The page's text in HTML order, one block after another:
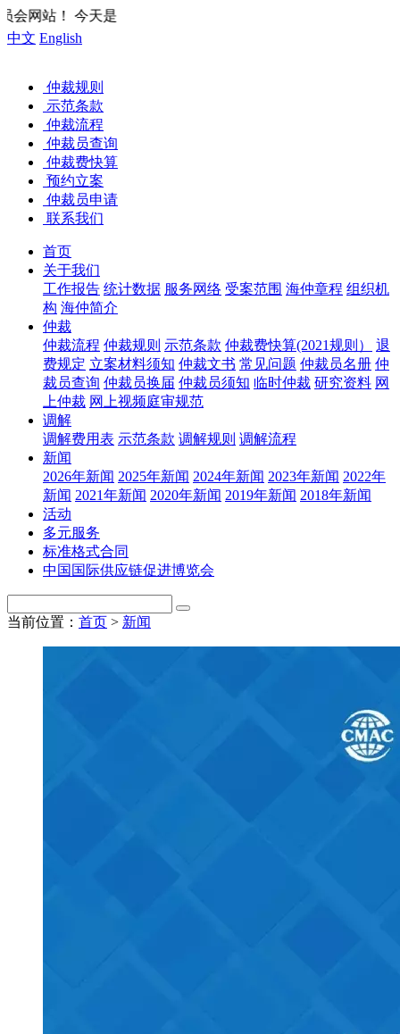
中文 English
仲裁规则
示范条款
仲裁流程
仲裁员查询
仲裁费快算
预约立案
仲裁员申请
联系我们
首页
关于我们
工作报告 统计数据 服务网络 受案范围 海仲章程 组织机
构 海仲简介
仲裁
仲裁流程 仲裁规则 示范条款 仲裁费快算(2021规则）
退
费规定 立案材料须知 仲裁文书 常见问题 仲裁员名册 仲
裁员查询 仲裁员换届 仲裁员须知 临时仲裁 研究资料 网
上仲裁 网上视频庭审规范
调解
调解费用表 示范条款 调解规则 调解流程
新闻
2026年新闻 2025年新闻 2024年新闻 2023年新闻 2022年
新闻 2021年新闻 2020年新闻 2019年新闻 2018年新闻
活动
多元服务
标准格式合同
中国国际供应链促进博览会
当前位置： 首页 > 新闻